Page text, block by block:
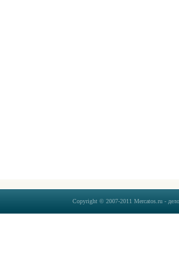
Copyright © 2007-2011 Mercatos.ru -